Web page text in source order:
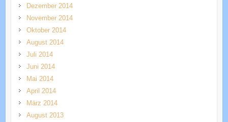
Dezember 2014
November 2014
Oktober 2014
August 2014
Juli 2014
Juni 2014
Mai 2014
April 2014
März 2014
August 2013